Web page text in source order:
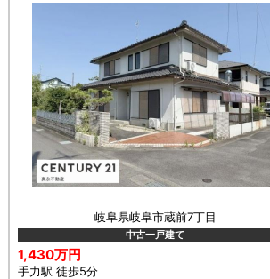
岐阜県岐阜市蔵前7丁目
中古一戸建て
1,430万円
手力駅 徒歩5分